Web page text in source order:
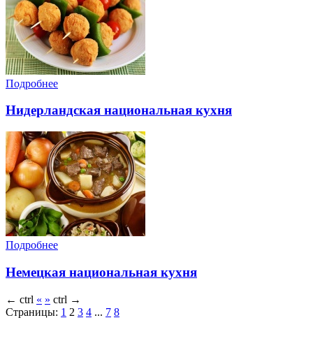
Подробнее
Нидерландская национальная кухня
Подробнее
Немецкая национальная кухня
← ctrl « » ctrl →
Страницы: 1 2 3 4 ... 7 8